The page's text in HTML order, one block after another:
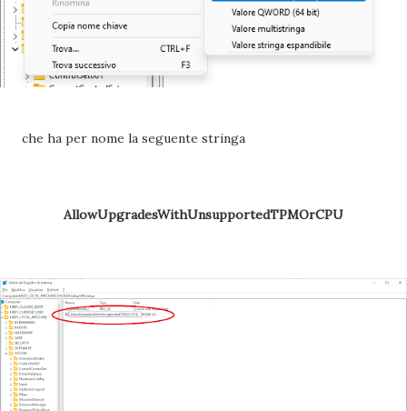
che ha per nome la seguente stringa
AllowUpgradesWithUnsupportedTPMOrCPU